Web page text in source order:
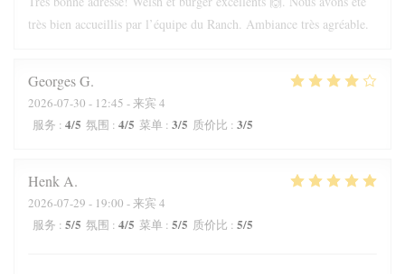
très bien accueillis par l’équipe du Ranch. Ambiance très agréable.
GeorgesG
2026-07-30 - 12:45 - 来宾 4
服务 : 4/5 氛围 : 4/5 菜单 : 3/5 质价比 : 3/5
Henk A
2026-07-29 - 19:00 - 来宾 4
服务 : 5/5 氛围 : 4/5 菜单 : 5/5 质价比 : 5/5